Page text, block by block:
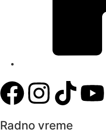
Radno vreme